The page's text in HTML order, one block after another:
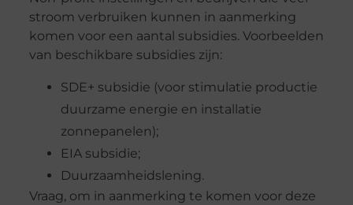
stroom verbruiken kunnen in aanmerking
komen voor een aantal subsidies. Voorbeelden
van beschikbare subsidies zijn:
SDE+ subsidie (voor stimulatie productie
duurzame energie en installatie
zonnepanelen);
EIA subsidie;
Duurzaamheidslening.
Vraag, om in aanmerking te komen voor deze